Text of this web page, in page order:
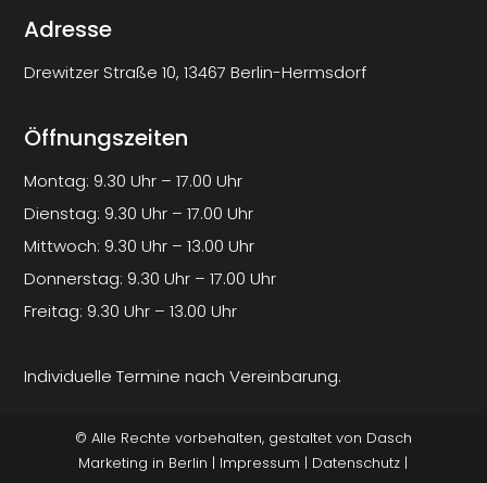
Adresse
Drewitzer Straße 10, 13467 Berlin-Hermsdorf
Öffnungszeiten
Montag: 9.30 Uhr – 17.00 Uhr
Dienstag: 9.30 Uhr – 17.00 Uhr
Mittwoch: 9.30 Uhr – 13.00 Uhr
Donnerstag: 9.30 Uhr – 17.00 Uhr
Freitag: 9.30 Uhr – 13.00 Uhr
Individuelle Termine nach Vereinbarung.
© Alle Rechte vorbehalten, gestaltet von Dasch
Marketing in Berlin | Impressum | Datenschutz |